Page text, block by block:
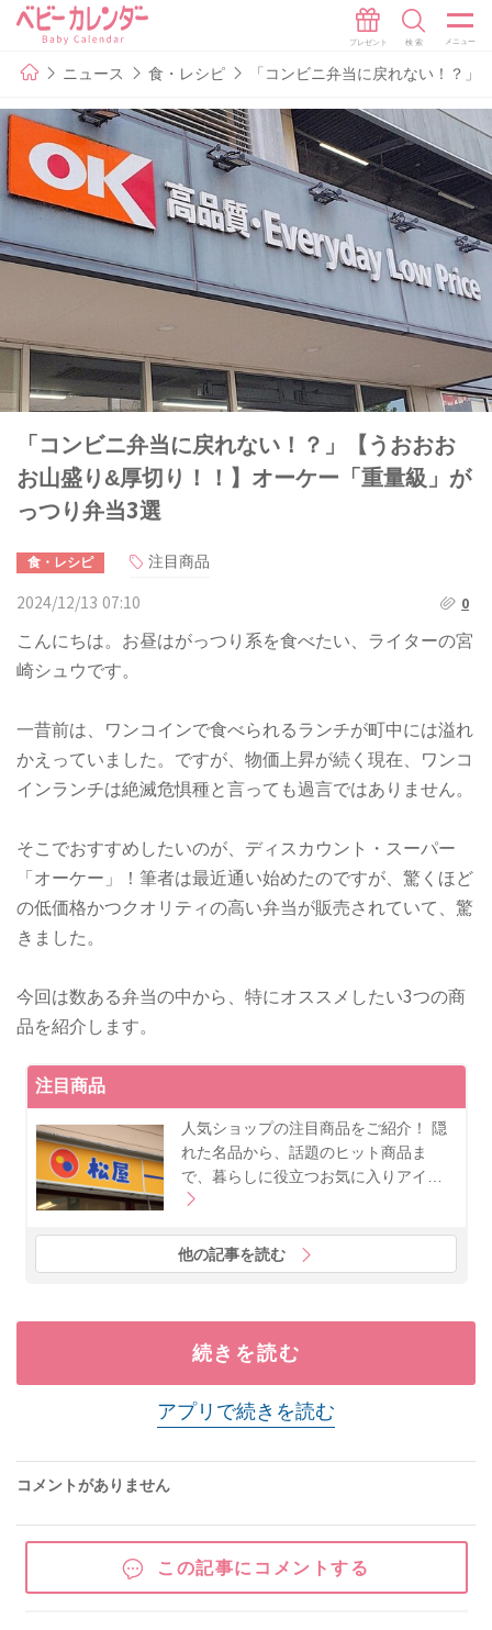
ニュース 食・レシピ 「コンビニ弁当に戻れない！？
「コンビニ弁当に戻れない！？」【うおおお
お山盛り&厚切り！！】オーケー「重量級」が
っつり弁当3選
食・レシピ 注目商品
2024/12/13 07:10 0
こんにちは。お昼はがっつり系を食べたい、ライターの宮
崎シュウです。
一昔前は、ワンコインで食べられるランチが町中には溢れ
かえっていました。ですが、物価上昇が続く現在、ワンコ
インランチは絶滅危惧種と言っても過言ではありません。
そこでおすすめしたいのが、ディスカウント・スーパー
「オーケー」！筆者は最近通い始めたのですが、驚くほど
の低価格かつクオリティの高い弁当が販売されていて、驚
きました。
今回は数ある弁当の中から、特にオススメしたい3つの商
品を紹介します。
注目商品
人気ショップの注目商品をご紹介！ 隠
れた名品から、話題のヒット商品ま
で、暮らしに役立つお気に入りアイ…
他の記事を読む
続きを読む
アプリで続きを読む
コメントがありません
この記事にコメントする